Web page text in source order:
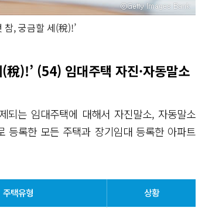
참, 궁금할 세(稅)!’
稅)!’ (54) 임대주택 자진·자동말소
되는 임대주택에 대해서 자진말소, 자동말소
등록한 모든 주택과 장기임대 등록한 아파트
주택유형 상황